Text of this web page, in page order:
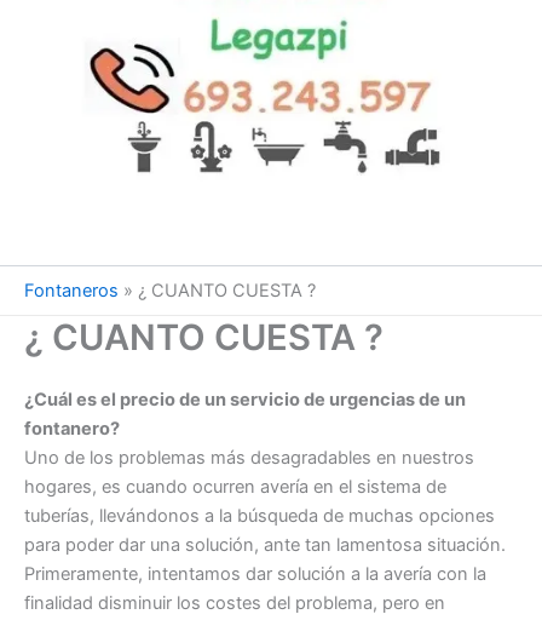
Fontaneros » ¿ CUANTO CUESTA ?
¿ CUANTO CUESTA ?
¿Cuál es el precio de un servicio de urgencias de un
fontanero?
Uno de los problemas más desagradables en nuestros
hogares, es cuando ocurren avería en el sistema de
tuberías, llevándonos a la búsqueda de muchas opciones
para poder dar una solución, ante tan lamentosa situación.
Primeramente, intentamos dar solución a la avería con la
finalidad disminuir los costes del problema, pero en